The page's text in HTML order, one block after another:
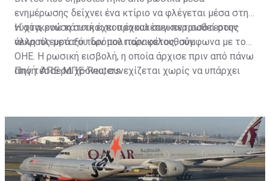
ενημέρωσης δείχνει ένα κτίριο να φλέγεται μέσα στη
νύχτα, ενώ κάτοικοι που έχουν συγκεντρωθεί στην
άλλη πλευρά του δρόμου παρακολουθούν.
Η σύγκρουση αυτή έχει προκαλέσει περισσότερους
νεκρούς μεταξύ των πολιτών φέτος, σύμφωνα με τον
ΟΗΕ. Η ρωσική εισβολή, η οποία άρχισε πριν από πάνω
από τέσσερα χρόνια, συνεχίζεται χωρίς να υπάρχει
Πηγή: ΑΠΕ-ΜΠΕ-Reuters